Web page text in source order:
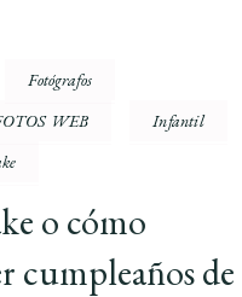
Fotógrafos
WEB
Infantil
o cómo
cumpleaños de